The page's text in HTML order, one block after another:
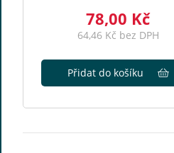
78,00 Kč
64,46 Kč bez DPH
Přidat do košíku